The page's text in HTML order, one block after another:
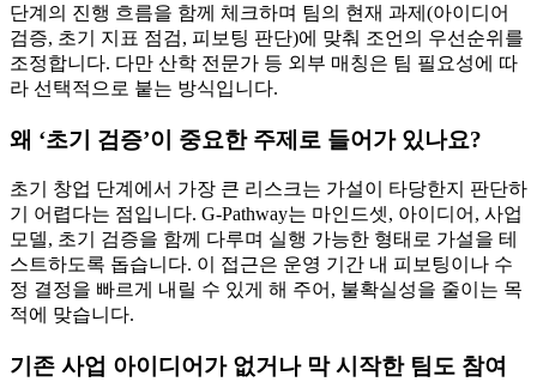
단계의 진행 흐름을 함께 체크하며 팀의 현재 과제(아이디어
검증, 초기 지표 점검, 피보팅 판단)에 맞춰 조언의 우선순위를
조정합니다. 다만 산학 전문가 등 외부 매칭은 팀 필요성에 따
라 선택적으로 붙는 방식입니다.
왜 ‘초기 검증’이 중요한 주제로 들어가 있나요?
초기 창업 단계에서 가장 큰 리스크는 가설이 타당한지 판단하
기 어렵다는 점입니다. G-Pathway는 마인드셋, 아이디어, 사업
모델, 초기 검증을 함께 다루며 실행 가능한 형태로 가설을 테
스트하도록 돕습니다. 이 접근은 운영 기간 내 피보팅이나 수
정 결정을 빠르게 내릴 수 있게 해 주어, 불확실성을 줄이는 목
적에 맞습니다.
기존 사업 아이디어가 없거나 막 시작한 팀도 참여